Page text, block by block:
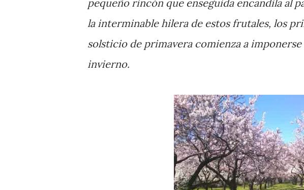
pequeño rincón que enseguida encandila al
la interminable hilera de estos frutales, los
solsticio de primavera comienza a
invierno.